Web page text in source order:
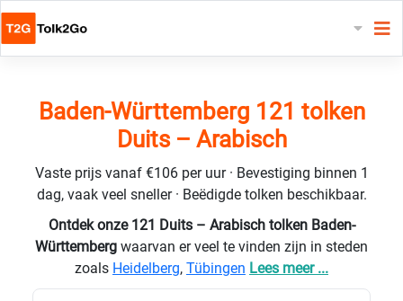
Baden-Württemberg 121 tolken
Duits – Arabisch
Vaste prijs vanaf €106 per uur · Bevestiging binnen 1
dag, vaak veel sneller · Beëdigde tolken beschikbaar.
Ontdek onze 121 Duits – Arabisch tolken Baden-
Württemberg waarvan er veel te vinden zijn in steden
zoals Heidelberg, Tübingen Lees meer ...